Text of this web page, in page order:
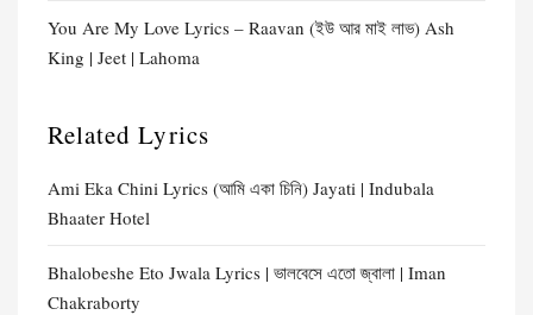
You Are My Love Lyrics – Raavan (ইউ আর মাই লাভ) Ash
King | Jeet | Lahoma
Related Lyrics
Ami Eka Chini Lyrics (আমি একা চিনি) Jayati | Indubala
Bhaater Hotel
Bhalobeshe Eto Jwala Lyrics | ভালবেসে এতো জ্বালা | Iman
Chakraborty